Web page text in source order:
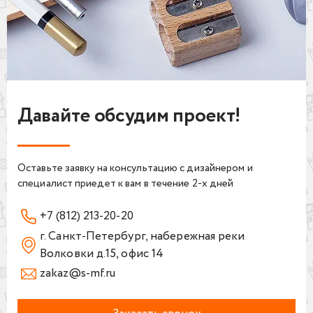
Мебель для клуба
виртуальной реальности
Невероятно красивый комплект
атмосфере
Зона ресепшн для "Medical on
group"
для сетевой клиники
Барная стойка для кафе
Студия фитнеса "Be fit"
Шкафы для раздевалок и
материалов
Давайте обсудим проект!
Оставьте заявку на консультацию с дизайнером и
специалист приедет к вам в течение 2-х дней
+7 (812) 213-20-20
г. Санкт-Петербург, набережная реки
Волковки д.15, офис 14
zakaz@s-mf.ru